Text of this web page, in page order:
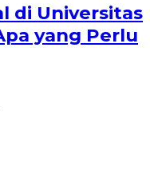
di Universitas
yang Perlu